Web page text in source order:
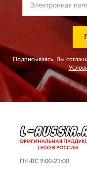
Подписываясь, Вы
ПН-ВС 9:00-21:00